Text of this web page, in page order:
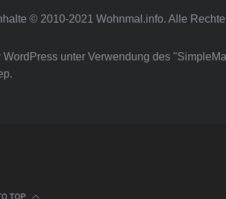
© 2010-2021 Wohnmal.info. Alle
WordPress unter Verwendung des
.
TOP